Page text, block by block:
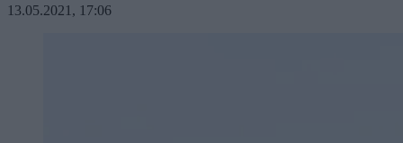
13.05.2021, 17:06